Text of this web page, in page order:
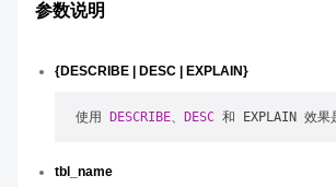
参数说明
{DESCRIBE | DESC | EXPLAIN}
使用 DESCRIBE、 DESC
tbl_name